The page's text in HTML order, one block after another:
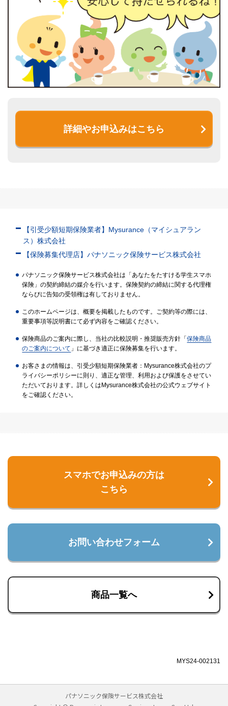
詳細やお申込みはこちら
【引受少額短期保険業者】Mysurance（マイシュアラン
ス）株式会社
【保険募集代理店】パナソニック保険サービス株式会社
パナソニック保険サービス株式会社は「あなたをたすける学生スマホ
保険」の契約締結の媒介を行います。保険契約の締結に関する代理権
ならびに告知の受領権は有しておりません。
このホームページは、概要を掲載したものです。ご契約等の際には、
重要事項等説明書にて必ず内容をご確認ください。
保険商品のご案内に際し、当社の比較説明・推奨販売方針「保険商品
のご案内について 」に基づき適正に保険募集を行います。
お客さまの情報は、引受少額短期保険業者：Mysurance株式会社のプ
ライバシーポリシーに則り、適正な管理、利用および保護をさせてい
ただいております。詳しくはMysurance株式会社の公式ウェブサイト
をご確認ください。
スマホでお申込みの方は
こちら
お問い合わせフォーム
商品一覧へ
MYS24-002131
パナソニック保険サービス株式会社